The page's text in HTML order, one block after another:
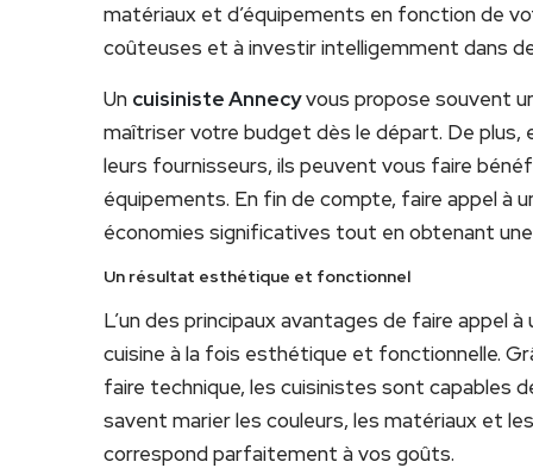
matériaux et d’équipements en fonction de
coûteuses et à investir intelligemment dans
Un cuisiniste Annecyvous propose souvent
maîtriser votre budget dès le départ. De
leurs fournisseurs, ils peuvent vous faire
équipements. En fin de compte, faire appel à
économies significatives tout en obtenant
Un résultat esthétique et fonctionnel
L’un des principaux avantages de faire appel à
cuisine à la fois esthétique et fonctionnelle.
faire technique, les cuisinistes sont capables
savent marier les couleurs, les matériaux et
correspond parfaitement à vos goûts.